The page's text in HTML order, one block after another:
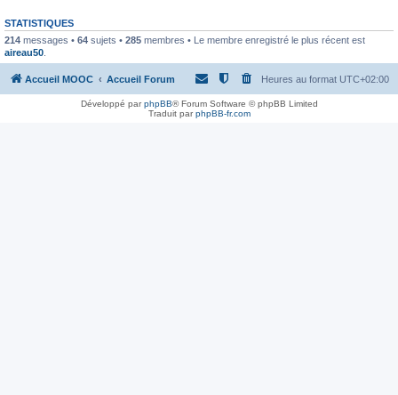
STATISTIQUES
214 messages • 64 sujets • 285 membres • Le membre enregistré le plus récent est
aireau50
Accueil MOOC Accueil Forum Heures au format UTC+02:00
Développé parphpBB® Forum Software © phpBB Limited
Traduit parphpBB-fr.com